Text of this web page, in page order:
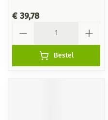
€ 39,78
Bestel